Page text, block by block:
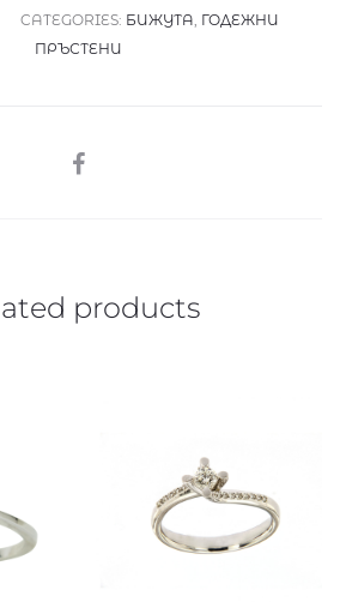
CATEGORIES: БИЖУТА, ГОДЕЖНИ
ПРЪСТЕНИ
SHARE
products